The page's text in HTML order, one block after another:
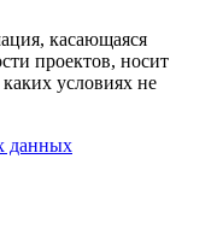
касающаяся
проектов, носит
условиях не
данных